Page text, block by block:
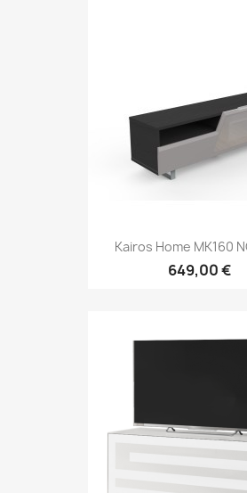
Kairos Home MK160
649,00 €